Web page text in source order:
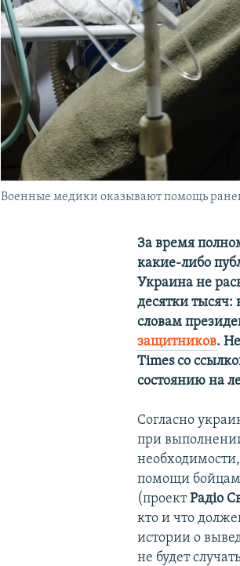
Военные медики оказывают помощь
За время
какие-либо
Украина не
десятки тысяч:
словам
защитников.
Times со
состоянию на
Согласно
при
помощи
(проектРадіо
кто и что
истории о
не будет